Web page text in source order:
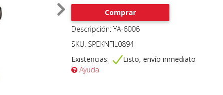
Comprar
Descripción: YA-6006
SKU: SPEKNFIL0894
Existencias:
Listo, envío inmediato
Ayuda